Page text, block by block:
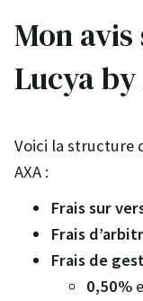
Mon
Lucya
Voici la structure
AXA :
Frais sur
Frais
Frais de
0,50%